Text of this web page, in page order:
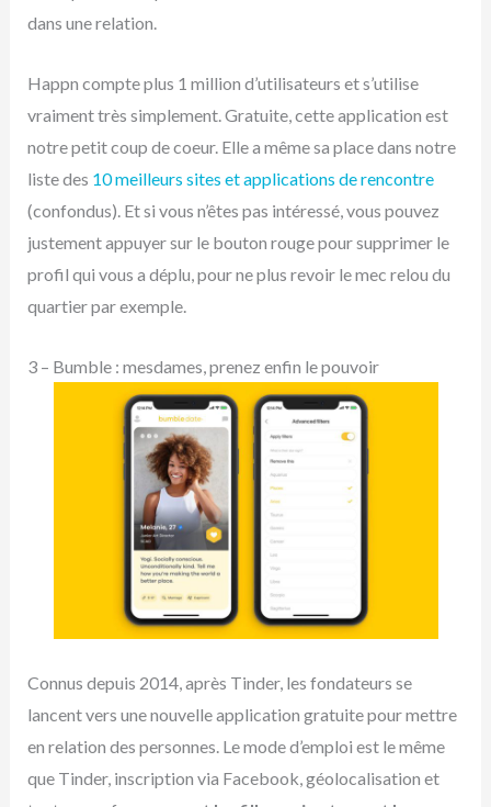
dans une relation.
Happn compte plus 1 million d’utilisateurs et s’utilise
vraiment très simplement. Gratuite, cette application est
notre petit coup de coeur. Elle a même sa place dans notre
liste des 10 meilleurs sites et applications de rencontre
(confondus). Et si vous n’êtes pas intéressé, vous pouvez
justement appuyer sur le bouton rouge pour supprimer le
profil qui vous a déplu, pour ne plus revoir le mec relou du
quartier par exemple.
3 – Bumble : mesdames, prenez enfin le pouvoir
Connus depuis 2014, après Tinder, les fondateurs se
lancent vers une nouvelle application gratuite pour mettre
en relation des personnes. Le mode d’emploi est le même
que Tinder, inscription via Facebook, géolocalisation et